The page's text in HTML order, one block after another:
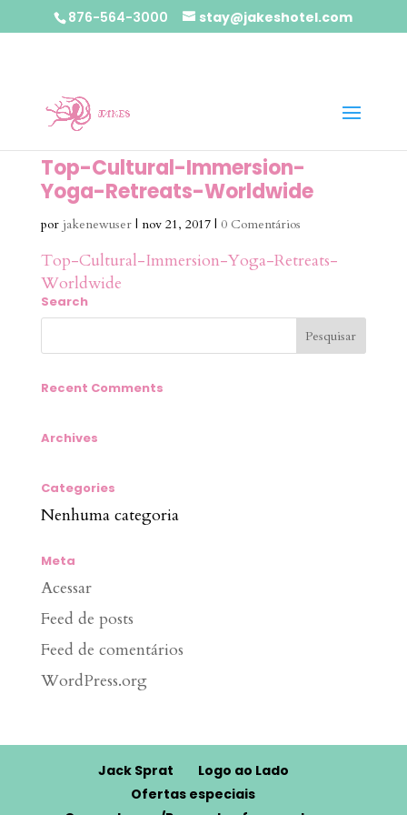
876-564-3000 stay@jakeshotel.com
Top-Cultural-Immersion-
Yoga-Retreats-Worldwide
por jakenewuser| nov 21, 2017| 0 Comentários
Top-Cultural-Immersion-Yoga-Retreats-
Worldwide
Search
Recent Comments
Archives
Categories
Nenhuma categoria
Meta
Acessar
Feed de posts
Feed de comentários
WordPress.org
Jack Sprat
Logo ao Lado
Ofertas especiais